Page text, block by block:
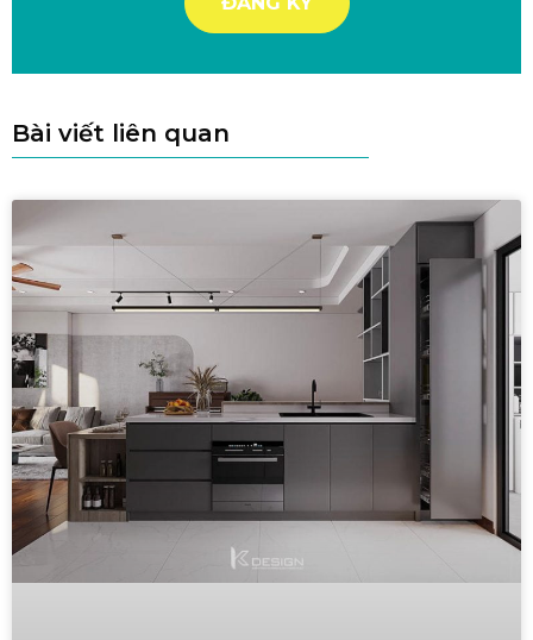
Bài viết liên quan